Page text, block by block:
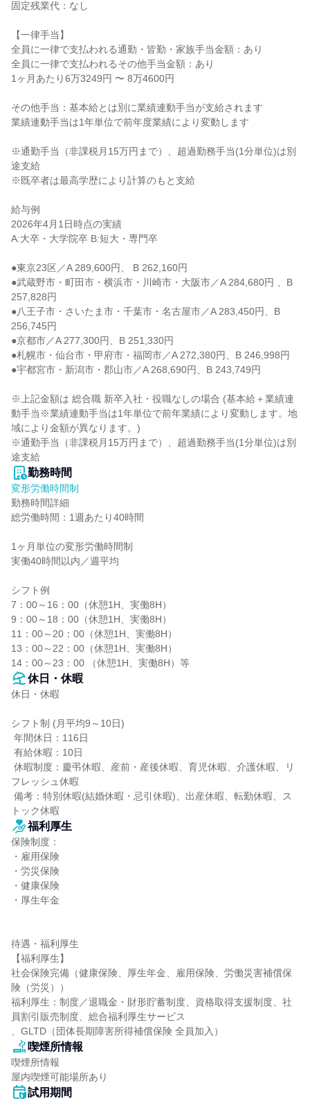
固定残業代：なし
【一律手当】
全員に一律で支払われる通勤・皆勤・家族手当金額：あり
全員に一律で支払われるその他手当金額：あり
1ヶ月あたり6万3249円 〜 8万4600円
その他手当：基本給とは別に業績連動手当が支給されます
業績連動手当は1年単位で前年度業績により変動します
※通勤手当（非課税月15万円まで）、超過勤務手当(1分単位)は別
途支給
※既卒者は最高学歴により計算のもと支給
給与例
2026年4月1日時点の実績
A:大卒・大学院卒 B:短大・専門卒
●東京23区／A 289,600円、 B 262,160円
●武蔵野市・町田市・横浜市・川崎市・大阪市／A 284,680円 、B
257,828円
●八王子市・さいたま市・千葉市・名古屋市／A 283,450円、B
256,745円
●京都市／A 277,300円、B 251,330円
●札幌市・仙台市・甲府市・福岡市／A 272,380円、B 246,998円
●宇都宮市・新潟市・郡山市／A 268,690円、B 243,749円
※上記金額は 総合職 新卒入社・役職なしの場合 (基本給＋業績連
動手当※業績連動手当は1年単位で前年業績により変動します。地
域により金額が異なります。)
※通勤手当（非課税月15万円まで）、超過勤務手当(1分単位)は別
途支給
勤務時間
変形労働時間制
勤務時間詳細
総労働時間：1週あたり40時間
1ヶ月単位の変形労働時間制
実働40時間以内／週平均
シフト例
7：00～16：00（休憩1H、実働8H）
9：00～18：00（休憩1H、実働8H）
11：00～20：00（休憩1H、実働8H）
13：00～22：00（休憩1H、実働8H）
14：00～23：00 （休憩1H、実働8H）等
休日・休暇
休日・休暇
シフト制 (月平均9～10日)
フレッシュ休暇
トック休暇
福利厚生
保険制度：
・雇用保険
・労災保険
・健康保険
・厚生年金
待遇・福利厚生
【福利厚生】
社会保険完備（健康保険、厚生年金、雇用保険、労働災害補償保
険（労災））
福利厚生：制度／退職金・財形貯蓄制度、資格取得支援制度、社
員割引販売制度、総合福利厚生サービス
、GLTD（団体長期障害所得補償保険 全員加入）
喫煙所情報
喫煙所情報
屋内喫煙可能場所あり
試用期間